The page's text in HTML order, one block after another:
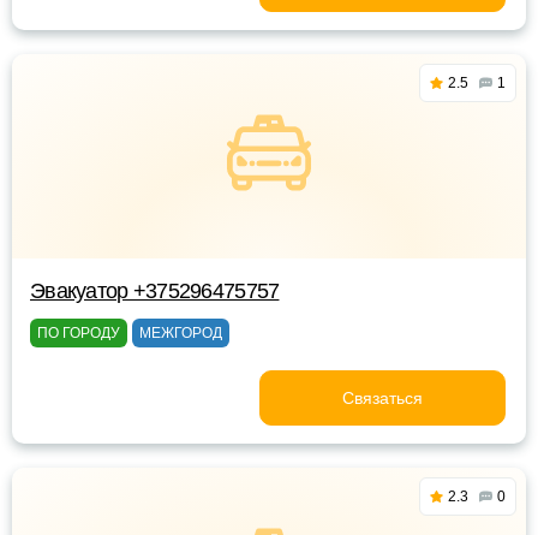
2.5 1
Эвакуатор +375296475757
ПО ГОРОДУ МЕЖГОРОД
Связаться
2.3 0